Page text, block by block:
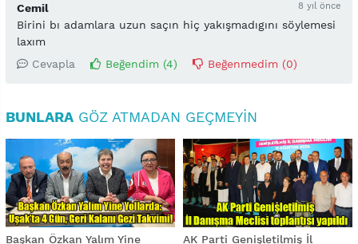
Cemil 8 yıl önce
Birini bı adamlara uzun saçın hiç yakışmadıgını söylemesi
laxım
Cevapla
Beğendim (4) Beğenmedim (0)
BUNLARA GÖZ ATMADAN GEÇMEYIN
Başkan Özkan Yalım Yine
AK Parti Genişletilmiş İl